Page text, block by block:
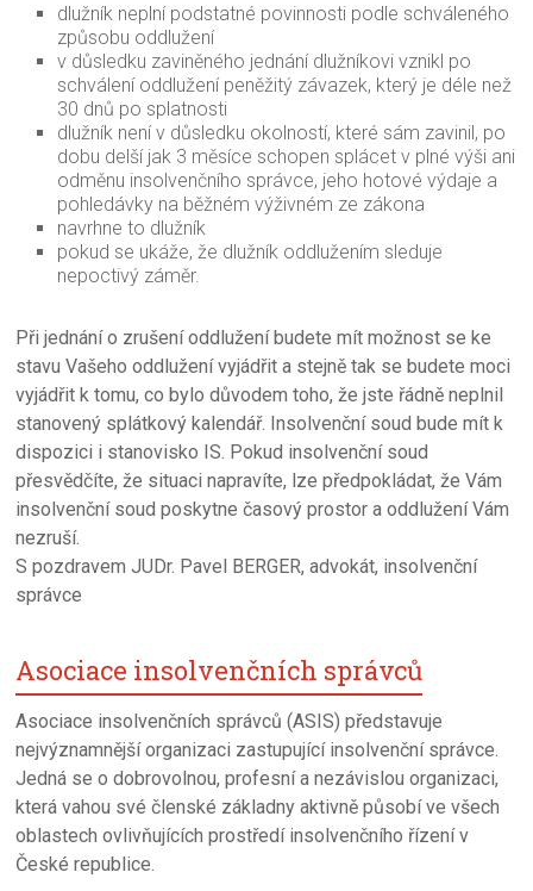
dlužník neplní podstatné povinnosti podle schváleného
způsobu oddlužení
v důsledku zaviněného jednání dlužníkovi vznikl po
schválení oddlužení peněžitý závazek, který je déle než
30 dnů po splatnosti
dlužník není v důsledku okolností, které sám zavinil, po
dobu delší jak 3 měsíce schopen splácet v plné výši ani
odměnu insolvenčního správce, jeho hotové výdaje a
pohledávky na běžném výživném ze zákona
navrhne to dlužník
pokud se ukáže, že dlužník oddlužením sleduje
nepoctivý záměr.
Při jednání o zrušení oddlužení budete mít možnost se ke
stavu Vašeho oddlužení vyjádřit a stejně tak se budete moci
vyjádřit k tomu, co bylo důvodem toho, že jste řádně neplnil
stanovený splátkový kalendář. Insolvenční soud bude mít k
dispozici i stanovisko IS. Pokud insolvenční soud
přesvědčíte, že situaci napravíte, lze předpokládat, že Vám
insolvenční soud poskytne časový prostor a oddlužení Vám
nezruší.
S pozdravem JUDr. Pavel BERGER, advokát, insolvenční
správce
Asociace insolvenčních správců
Asociace insolvenčních správců (ASIS) představuje
nejvýznamnější organizaci zastupující insolvenční správce.
Jedná se o dobrovolnou, profesní a nezávislou organizaci,
která vahou své členské základny aktivně působí ve všech
oblastech ovlivňujících prostředí insolvenčního řízení v
České republice.